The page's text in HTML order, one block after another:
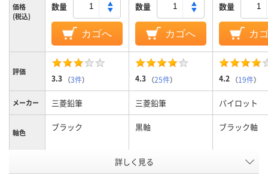
価格
(税込)
数量
カゴへ
数量
カゴへ
数量
カ
評価
3.3 （3件） 4.3 （25件） 4.2 （19件）
メーカー 三菱鉛筆 三菱鉛筆 パイロット
軸色 ブラック 黒軸 ブラック軸
0.5mm 0.5mm、0.5
詳しく見る